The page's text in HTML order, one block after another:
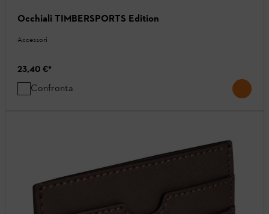
Occhiali TIMBERSPORTS Edition
Accessori
23,40 €*
Confronta